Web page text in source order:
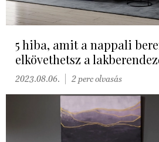
5 hiba, amit a nappali
elkövethetsz a
2023.08.06. 2 perc olvasás